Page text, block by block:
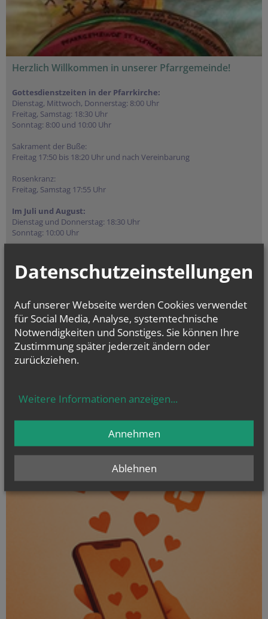
Herzlich Willkommen in unserer Pfarrgemeinde!
Gottesdienstzeiten in der Pfarrkirche:
Dienstag, Mittwoch, Donnerstag: 8:00 Uhr
Freitag, Samstag: 18:30 Uhr
Sonntag: 8:00 und 10:00 Uhr
Sakrament der Buße:
Freitag 17:50 bis 18:20 Uhr und nach Vereinbarung
Rosenkranz:
Freitag, Samstag 17:55 Uhr
Im Juli und August:
Dienstag und Donnerstag: 18:30 Uhr
Sonntag: 10:00 Uhr
NAMENSTAGE
Gilbert, Hl....
Datenschutzeinstellungen
Auf unserer Webseite werden Cookies verwendet
für Social Media, Analyse, systemtechnische
Notwendigkeiten und Sonstiges. Sie können Ihre
Zustimmung später jederzeit ändern oder
zurückziehen.
Weitere Informationen anzeigen...
Ablehnen
Annehmen